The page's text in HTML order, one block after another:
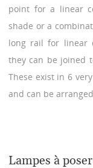
point for a linear
shade or a
long rail for linear
they can be joined
These exist in 6
and can be
Lampes à